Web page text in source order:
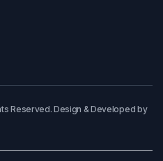
Reserved. Design & Developed by